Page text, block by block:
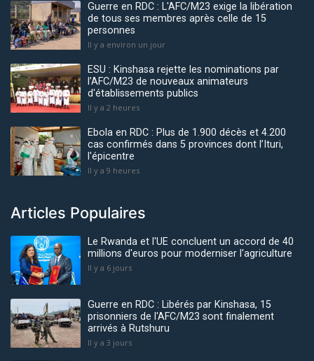
Guerre en RDC : L'AFC/M23 exige la libération
de tous ses membres après celle de 15
personnes
Il y a environ un jour
ESU : Kinshasa rejette les nominations par
l’AFC/M23 de nouveaux animateurs
d'établissements publics
Il y a 2 heures
Ebola en RDC : Plus de 1.900 décès et 4.200
cas confirmés dans 5 provinces dont l’Ituri,
l'épicentre
Il y a 9 heures
Articles Populaires
Le Rwanda et l'UE concluent un accord de 40
millions d'euros pour moderniser l'agriculture
Il y a 6 jours
Guerre en RDC : Libérés par Kinshasa, 15
prisonniers de l'AFC/M23 sont finalement
arrivés à Rutshuru
Il y a 3 jours